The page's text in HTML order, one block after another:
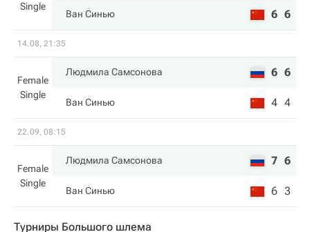
Single
Ван Синью 6 6
14.08, 21:35
Female
Single
Людмила Самсонова 6 6
Ван Синью 4 4
22.09, 08:15
Female
Single
Людмила Самсонова 7 6
Ван Синью 6 3
Турниры Большого шлема